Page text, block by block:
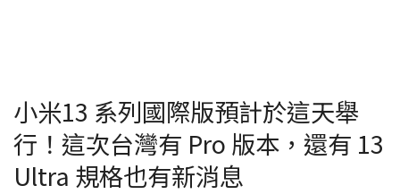
小米13 系列國際版預計於這天舉
行！這次台灣有 Pro 版本，還有 13
Ultra 規格也有新消息